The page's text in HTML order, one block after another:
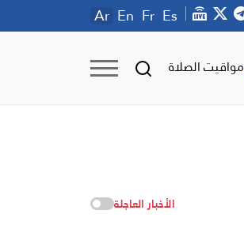
Ar En Fr Es
مواقيت الصلاة
الأخبار العاجلة